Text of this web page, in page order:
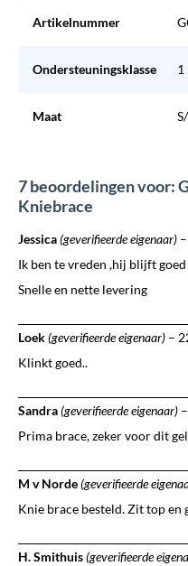
Artikelnummer
Ondersteuningsklasse 1
Maat
7 beoordelingen voor:
Kniebrace
Jessica(geverifieerde eigenaar) –
Ik ben te vreden ,hij blijft
Snelle en nette levering
Loek(geverifieerde eigenaar) –
Klinkt goed..
Sandra(geverifieerde eigenaar) –
Prima brace, zeker voor dit
M v Norde(geverifieerde
Knie brace besteld. Zit top en
H. Smithuis(geverifieerde